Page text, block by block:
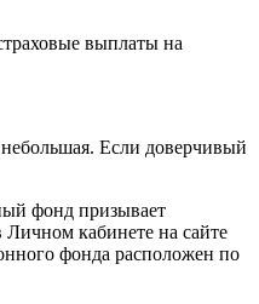
выплаты на
Если доверчивый
фонд призывает
кабинете на сайте
фонда расположен по